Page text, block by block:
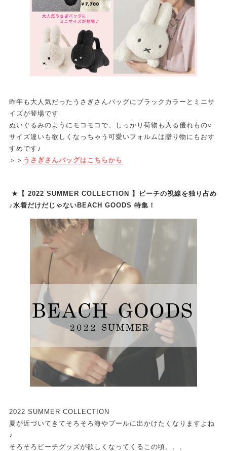
昨年も大人気だったうさぎさんバッグにブラックカラーとミニサ
イズが登場です
ぬいぐるみのようにモコモコで、しっかり荷物も入る優れもの○
サイズ違いも欲しくなっちゃう可愛いフォルムは贈り物にもおす
すめです♪
＞＞ うさぎさんバッグはこちらから
★【 2022 SUMMER COLLECTION 】ビーチの視線を独り占め
♪水着だけだじゃないBEACH GOODS 特集！
2022 SUMMER COLLECTION
夏が近づいてきてそろそろ海やプールに出かけたくなりますよね
♪
そろそろビーチグッズが欲しくなってくるこの頃、、、